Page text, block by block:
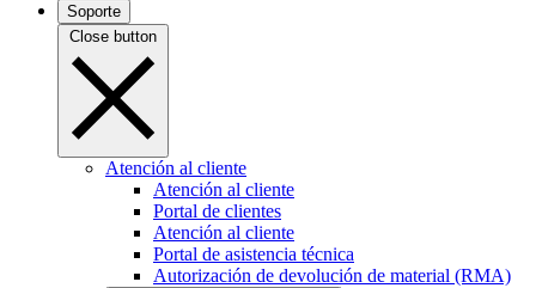
Soporte
Close button
Atención al cliente
Atención al cliente
Portal de clientes
Atención al cliente
Portal de asistencia técnica
Autorización de devolución de material (RMA)